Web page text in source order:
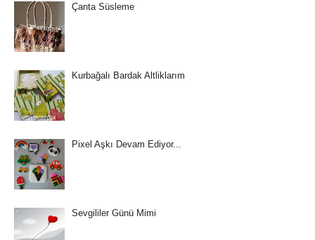
Çanta Süsleme
Kurbağalı Bardak Altliklarım
Pixel Aşkı Devam Ediyor...
Sevgililer Günü Mimi